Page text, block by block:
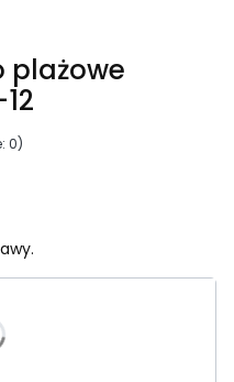
plażowe
0)
się ceną